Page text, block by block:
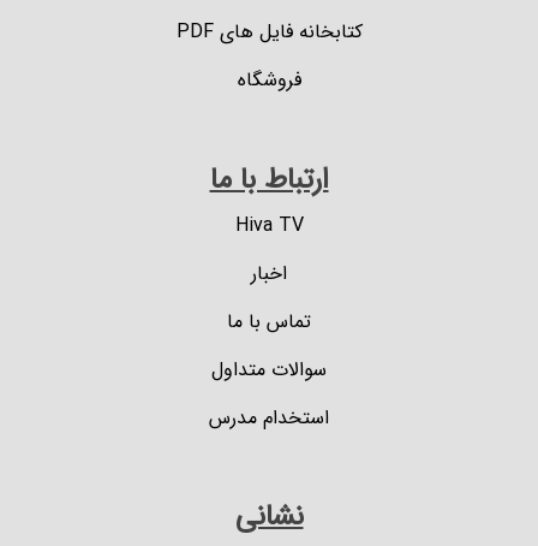
کتابخانه فایل های PDF
فروشگاه
ارتباط با ما
Hiva TV
اخبار
تماس با ما
سوالات متداول
استخدام مدرس
نشانی